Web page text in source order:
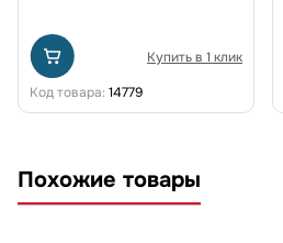
Купить в 1 клик
Код товара: 14779
Похожие товары